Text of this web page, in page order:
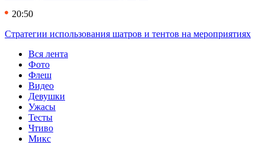
20:50
Стратегии использования шатров и тентов на мероприятиях
Вся лента
Фото
Флеш
Видео
Девушки
Ужасы
Тесты
Чтиво
Микс